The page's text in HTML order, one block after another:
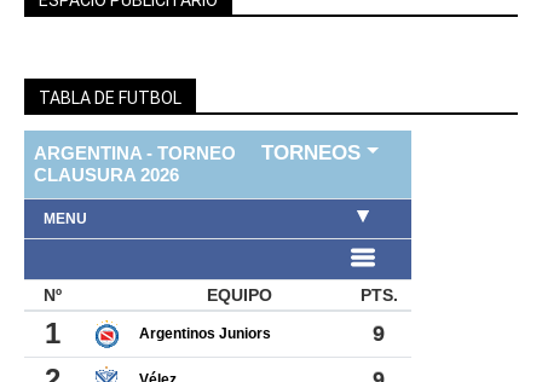
TABLA DE FUTBOL